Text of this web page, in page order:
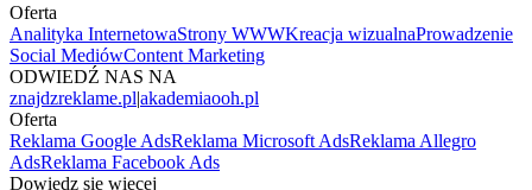
Oferta
Analityka InternetowaStrony WWWKreacja wizualnaProwadzenie
Social MediówContent Marketing
ODWIEDŹ NAS NA
znajdzreklame.pl|akademiaooh.pl
Oferta
Reklama Google AdsReklama Microsoft AdsReklama Allegro
AdsReklama Facebook Ads
Dowiedz się więcej